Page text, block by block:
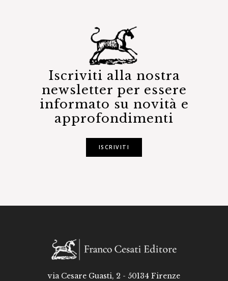
Iscriviti alla nostra
newsletter per essere
informato su novità e
approfondimenti
ISCRIVITI
via Cesare Guasti, 2 - 50134 Firenze